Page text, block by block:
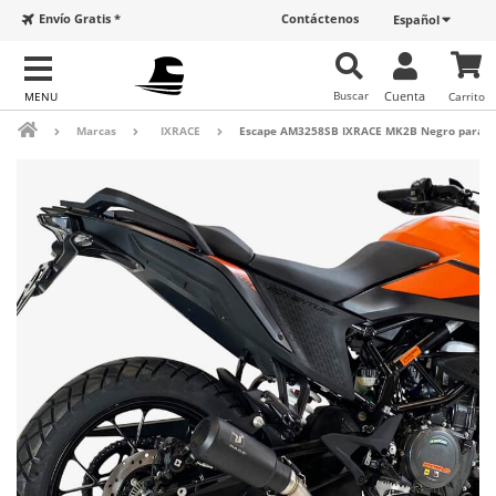
Español
Contáctenos
Envío Gratis *
Carrito
Cuenta
Buscar
Marcas IXRACE Escape AM3258SB IXRACE MK2B Negro para